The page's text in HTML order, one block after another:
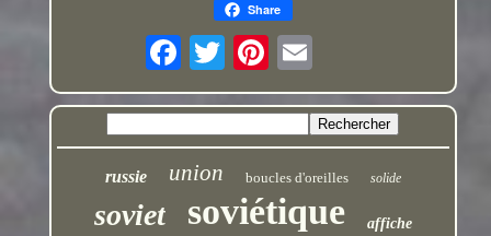
Share
russie union boucles d'oreilles solide
soviet soviétique affiche